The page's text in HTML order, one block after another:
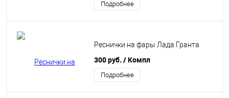
Подробнее
Реснички на фары Лада Гранта
300 руб. / Компл
Подробнее